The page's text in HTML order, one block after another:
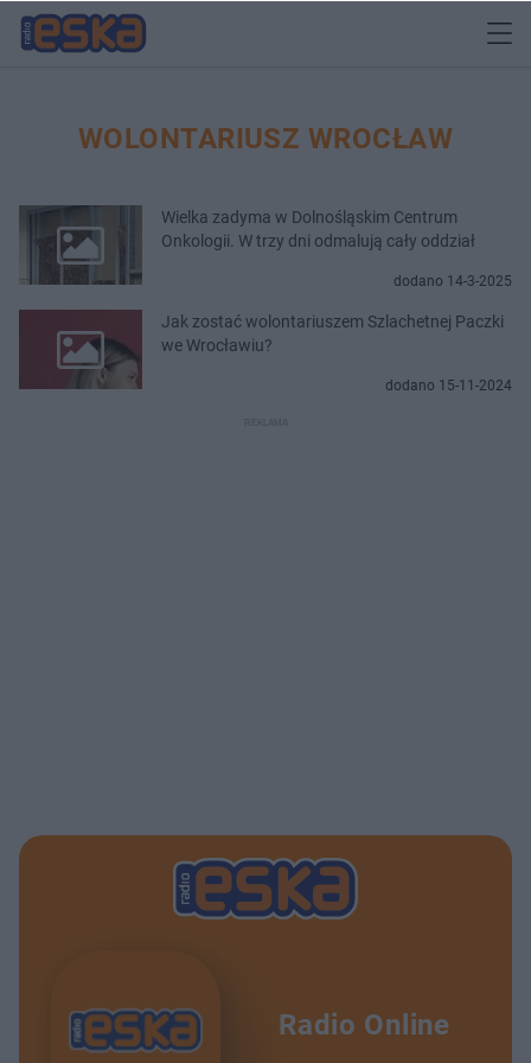
WOLONTARIUSZ WROCŁAW
Wielka zadyma w Dolnośląskim Centrum
Onkologii. W trzy dni odmalują cały oddział
dodano 14-3-2025
Jak zostać wolontariuszem Szlachetnej Paczki
we Wrocławiu?
dodano 15-11-2024
Radio Online